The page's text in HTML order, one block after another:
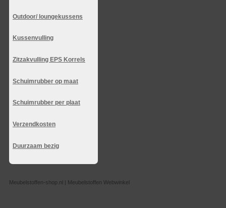
Outdoor/ loungekussens
Kussenvulling
Zitzakvulling EPS Korrels
Schuimrubber op maat
Schuimrubber per plaat
Verzendkosten
Duurzaam bezig
Meubelstoffen-shop.nl | Meubelstoffen Webwinkel